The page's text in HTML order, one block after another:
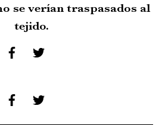
se verían traspasados al
tejido.